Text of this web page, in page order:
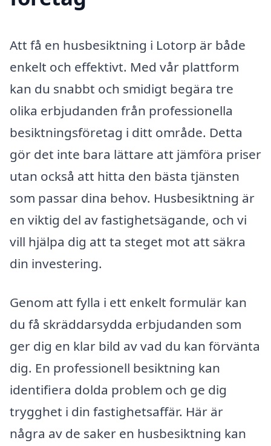
Att få en husbesiktning i Lotorp är både
enkelt och effektivt. Med vår plattform
kan du snabbt och smidigt begära tre
olika erbjudanden från professionella
besiktningsföretag i ditt område. Detta
gör det inte bara lättare att jämföra priser
utan också att hitta den bästa tjänsten
som passar dina behov. Husbesiktning är
en viktig del av fastighetsägande, och vi
vill hjälpa dig att ta steget mot att säkra
din investering.
Genom att fylla i ett enkelt formulär kan
du få skräddarsydda erbjudanden som
ger dig en klar bild av vad du kan förvänta
dig. En professionell besiktning kan
identifiera dolda problem och ge dig
trygghet i din fastighetsaffär. Här är
några av de saker en husbesiktning kan